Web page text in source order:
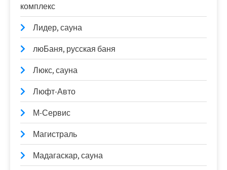
комплекс
Лидер, сауна
люБаня, русская баня
Люкс, сауна
Люфт-Авто
М-Сервис
Магистраль
Мадагаскар, сауна